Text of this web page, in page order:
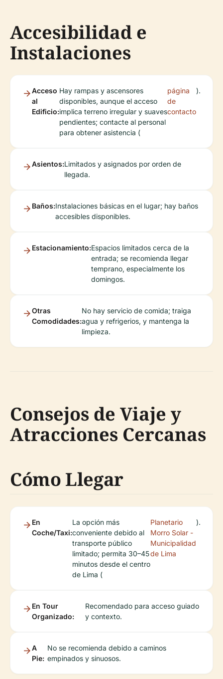
Accesibilidad e
Instalaciones
Acceso
al
Edificio:
Hay rampas y ascensores
disponibles, aunque el acceso
implica terreno irregular y suaves
pendientes; contacte al personal
para obtener asistencia (
página
de
contacto
).
Asientos:Limitados y asignados por orden de
llegada.
Baños:Instalaciones básicas en el lugar; hay baños
accesibles disponibles.
Estacionamiento:Espacios limitados cerca de la
entrada; se recomienda llegar
temprano, especialmente los
domingos.
Otras
Comodidades:
No hay servicio de comida; traiga
agua y refrigerios, y mantenga la
limpieza.
Consejos de Viaje y
Atracciones Cercanas
Cómo Llegar
En
Coche/Taxi:
La opción más
conveniente debido al
transporte público
limitado; permita 30–45
minutos desde el centro
de Lima (
Planetario
Morro Solar -
Municipalidad
de Lima
).
En Tour
Organizado:
Recomendado para acceso guiado
y contexto.
A
Pie:
No se recomienda debido a caminos
empinados y sinuosos.